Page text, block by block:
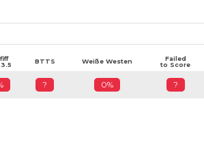
BTTS Weiße Westen
Failed
to Score
? 0% ?